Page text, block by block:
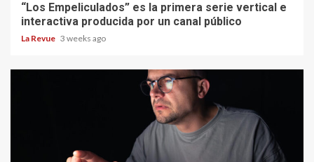
“Los Empeliculados” es la primera serie vertical e
interactiva producida por un canal público
La Revue 3 weeks ago